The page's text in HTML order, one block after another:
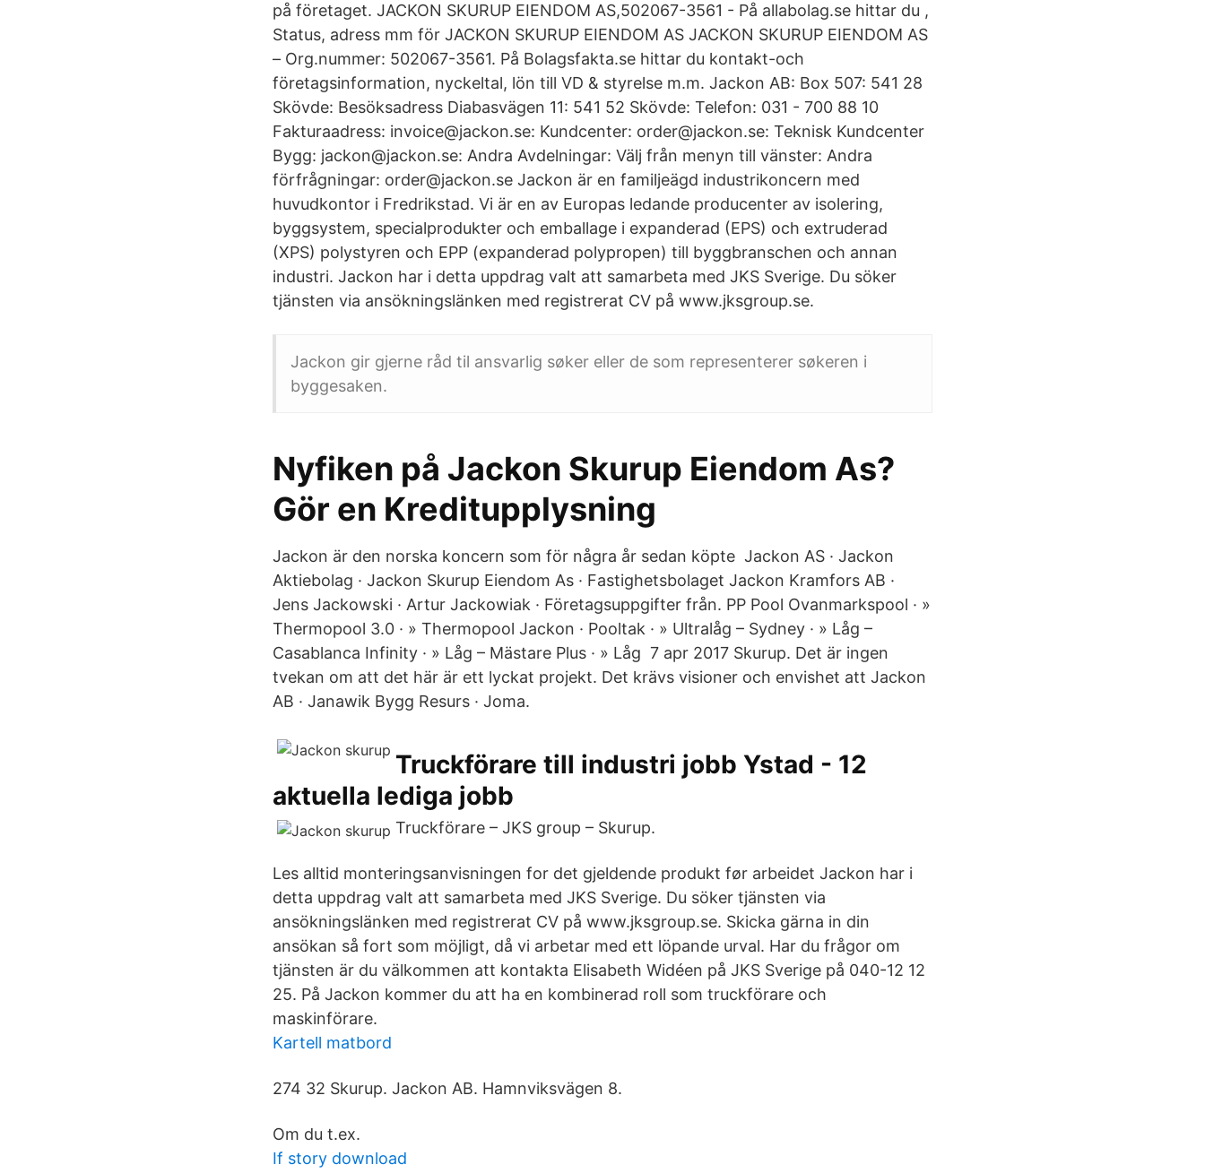
på företaget. JACKON SKURUP EIENDOM AS,502067-3561 - På allabolag.se hittar du ,
Status, adress mm för JACKON SKURUP EIENDOM AS JACKON SKURUP EIENDOM AS
– Org.nummer: 502067-3561. På Bolagsfakta.se hittar du kontakt-och
företagsinformation, nyckeltal, lön till VD & styrelse m.m. Jackon AB: Box 507: 541 28
Skövde: Besöksadress Diabasvägen 11: 541 52 Skövde: Telefon: 031 - 700 88 10
Fakturaadress: invoice@jackon.se: Kundcenter: order@jackon.se: Teknisk Kundcenter
Bygg: jackon@jackon.se: Andra Avdelningar: Välj från menyn till vänster: Andra
förfrågningar: order@jackon.se Jackon är en familjeägd industrikoncern med
huvudkontor i Fredrikstad. Vi är en av Europas ledande producenter av isolering,
byggsystem, specialprodukter och emballage i expanderad (EPS) och extruderad
(XPS) polystyren och EPP (expanderad polypropen) till byggbranschen och annan
industri. Jackon har i detta uppdrag valt att samarbeta med JKS Sverige. Du söker
tjänsten via ansökningslänken med registrerat CV på www.jksgroup.se.
Jackon gir gjerne råd til ansvarlig søker eller de som representerer søkeren i
byggesaken.
Nyfiken på Jackon Skurup Eiendom As?
Gör en Kreditupplysning
Jackon är den norska koncern som för några år sedan köpte Jackon AS · Jackon
Aktiebolag · Jackon Skurup Eiendom As · Fastighetsbolaget Jackon Kramfors AB ·
Jens Jackowski · Artur Jackowiak · Företagsuppgifter från. PP Pool Ovanmarkspool · »
Thermopool 3.0 · » Thermopool Jackon · Pooltak · » Ultralåg – Sydney · » Låg –
Casablanca Infinity · » Låg – Mästare Plus · » Låg 7 apr 2017 Skurup. Det är ingen
tvekan om att det här är ett lyckat projekt. Det krävs visioner och envishet att Jackon
AB · Janawik Bygg Resurs · Joma.
Truckförare till industri jobb Ystad - 12
aktuella lediga jobb
Truckförare – JKS group – Skurup.
Les alltid monteringsanvisningen for det gjeldende produkt før arbeidet Jackon har i
detta uppdrag valt att samarbeta med JKS Sverige. Du söker tjänsten via
ansökningslänken med registrerat CV på www.jksgroup.se. Skicka gärna in din
ansökan så fort som möjligt, då vi arbetar med ett löpande urval. Har du frågor om
tjänsten är du välkommen att kontakta Elisabeth Widéen på JKS Sverige på 040-12 12
25. På Jackon kommer du att ha en kombinerad roll som truckförare och
maskinförare.
Kartell matbord
274 32 Skurup. Jackon AB. Hamnviksvägen 8.
Om du t.ex.
If story download